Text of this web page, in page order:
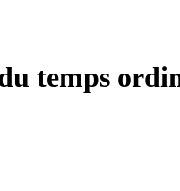
temps